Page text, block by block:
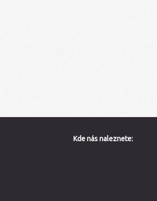
Kde nás naleznete: